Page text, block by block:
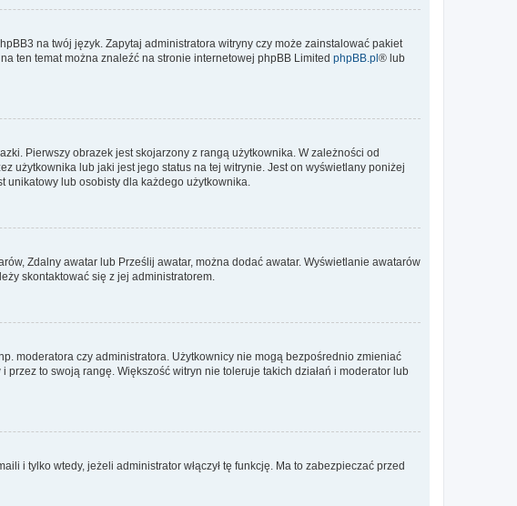
na twój język. Zapytaj administratora witryny czy może zainstalować pakiet
ten temat można znaleźć na stronie internetowej phpBB Limited phpBB.pl ® lub
Pierwszy obrazek jest skojarzony z rangą użytkownika. W zależności od
użytkownika lub jaki jest jego status na tej witrynie. Jest on wyświetlany poniżej
unikatowy lub osobisty dla każdego użytkownika.
Zdalny awatar lub Prześlij awatar, można dodać awatar. Wyświetlanie awatarów
skontaktować się z jej administratorem.
moderatora czy administratora. Użytkownicy nie mogą bezpośrednio zmieniać
to swoją rangę. Większość witryn nie toleruje takich działań i moderator lub
i tylko wtedy, jeżeli administrator włączył tę funkcję. Ma to zabezpieczać przed